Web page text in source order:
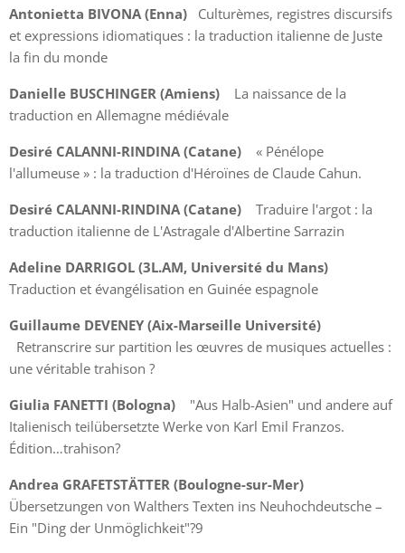
Antonietta BIVONA (Enna) Culturèmes, registres discursifs
et expressions idiomatiques : la traduction italienne de Juste
la fin du monde
Danielle BUSCHINGER (Amiens)
La naissance de la
traduction en Allemagne médiévale
Desiré CALANNI-RINDINA (Catane) « Pénélope
l'allumeuse » : la traduction d'Héroïnes de Claude Cahun.
Desiré CALANNI-RINDINA (Catane)
Traduire l'argot : la
traduction italienne de L'Astragale d'Albertine Sarrazin
Adeline DARRIGOL (3L.AM, Université du Mans)
Traduction et évangélisation en Guinée espagnole
Guillaume DEVENEY (Aix-Marseille Université)
Retranscrire sur partition les œuvres de musiques actuelles :
une véritable trahison ?
Giulia FANETTI (Bologna) "Aus Halb-Asien" und andere auf
Italienisch teilübersetzte Werke von Karl Emil Franzos.
Édition…trahison?
Andrea GRAFETSTÄTTER (Boulogne-sur-Mer)
Übersetzungen von Walthers Texten ins Neuhochdeutsche –
Ein "Ding der Unmöglichkeit"?9